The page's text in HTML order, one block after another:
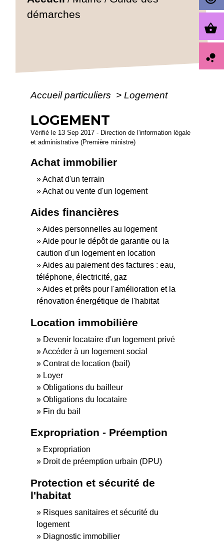
démarches
Accueil particuliers > Logement
LOGEMENT
Vérifié le 13 Sep 2017 - Direction de l'information légale
et administrative (Première ministre)
Achat immobilier
Achat d'un terrain
Achat ou vente d'un logement
Aides financières
Aides personnelles au logement
Aide pour le dépôt de garantie ou la
caution d'un logement en location
Aides au paiement des factures : eau,
téléphone, électricité, gaz
Aides et prêts pour l'amélioration et la
rénovation énergétique de l'habitat
Location immobilière
Devenir locataire d'un logement privé
Accéder à un logement social
Contrat de location (bail)
Loyer
Obligations du bailleur
Obligations du locataire
Fin du bail
Expropriation - Préemption
Expropriation
Droit de préemption urbain (DPU)
Protection et sécurité de
l'habitat
Risques sanitaires et sécurité du
logement
Diagnostic immobilier
shopping_basket
bubble_chart